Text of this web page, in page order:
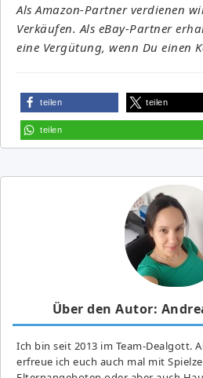
Als Amazon-Partner verdienen
Verkäufen. Als eBay-Partner
eine Vergütung, wenn Du einen
teilen teilen
teilen
Über den Autor:
Ich bin seit 2013 im Team-Dealgott.
erfreue ich euch auch mal mit